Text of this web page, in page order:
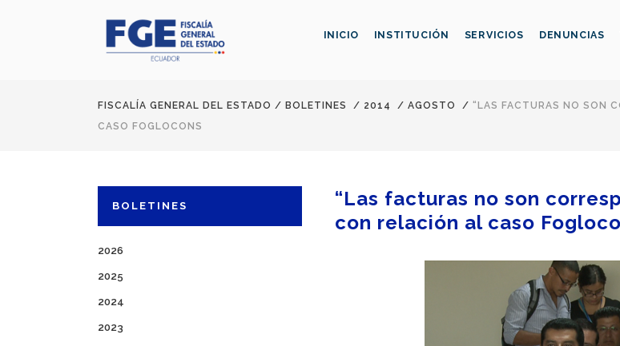
INICIO INSTITUCIÓN SERVICIOS DENUNCIAS
FISCALÍA GENERAL DEL ESTADO / BOLETINES / 2014 / AGOSTO / “LAS FACTURAS NO SON
CASO FOGLOCONS
BOLETINES
2026
2025
2024
2023
“Las facturas no son
con relación al caso